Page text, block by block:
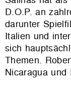
D.O.P. an
darunter
Italien und
sich
Themen.
Nicaragua und